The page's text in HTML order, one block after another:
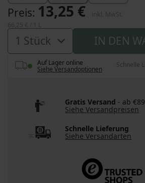
Preis 13,25 €
IN DEN
Auf Lager online
Siehe Versandoptionen
Schnelle
Gratis Versand - ab €89
Siehe Versandpreisen
Schnelle Lieferung
Siehe Versandarten